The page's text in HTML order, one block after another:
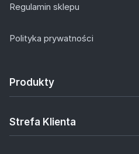
Regulamin sklepu
Polityka prywatności
Produkty
Strefa Klienta